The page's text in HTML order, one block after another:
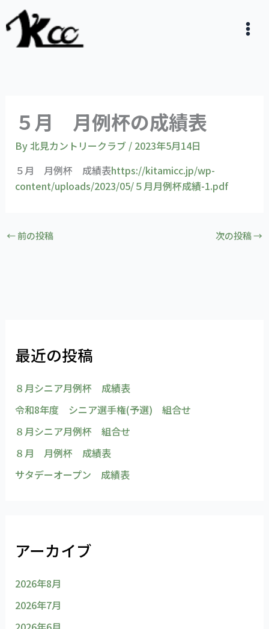
容
最近の投稿
８月シニア月例杯 成績表
令和8年度 シニア選手権(予選) 組合せ
８月シニア月例杯 組合せ
８月 月例杯 成績表
サタデーオープン 成績表
アーカイブ
2026年8月
2026年7月
５月 月例杯の成績表
By北見カントリークラブ / 2023年5月14日
５月 月例杯 成績表https://kitamicc.jp/wp-
content/uploads/2023/05/５月月例杯成績-1.pdf
←前の投稿 次の投稿→